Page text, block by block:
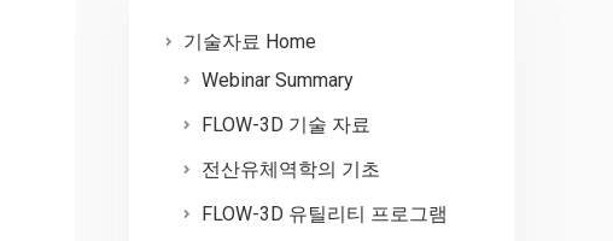
기술자료 Home
Webinar Summary
FLOW-3D 기술 자료
전산유체역학의 기초
FLOW-3D 유틸리티 프로그램